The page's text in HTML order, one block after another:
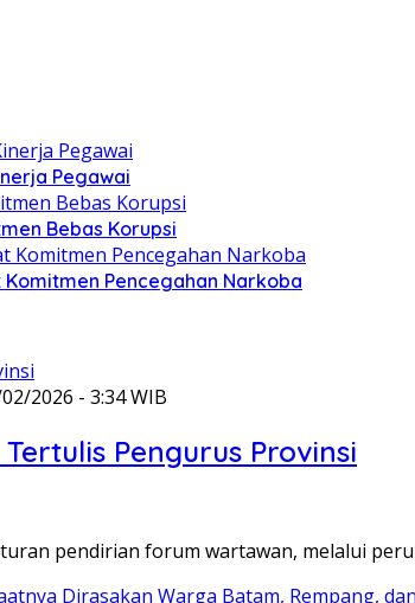
Pegawai
Bebas Korupsi
Pencegahan Narkoba
2026 - 3:34 WIB
Pengurus Provinsi
pendirian forum wartawan, melalui